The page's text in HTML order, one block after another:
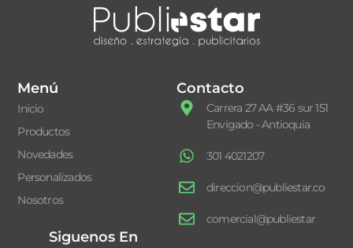
Menú
Inicio
Productos
Novedades
Personalizados
Nosotros
Contacto
Carrera 27 AA #36 sur 151
Envigado - Antioquia
301 4021207
direccion@publiestar.co
comercial@publiestar
Siguenos En